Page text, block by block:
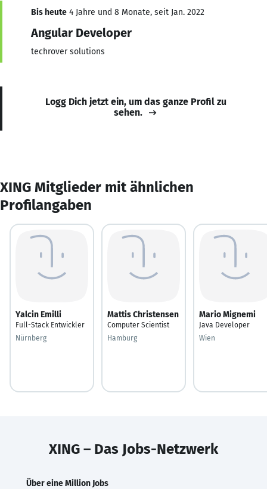
Bis heute 4 Jahre und 8 Monate, seit Jan. 2022
Angular Developer
techrover solutions
Logg Dich jetzt ein, um das ganze Profil zu
sehen.
XING Mitglieder mit ähnlichen
Profilangaben
Yalcin Emilli
Full-Stack Entwickler
Nürnberg
Mattis Christensen
Computer Scientist
Hamburg
Mario Mignemi
Java Developer
Wien
XING – Das Jobs-Netzwerk
Über eine Million Jobs